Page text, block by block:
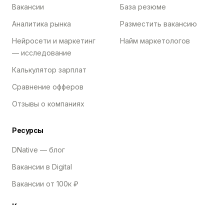
Вакансии
Аналитика рынка
Нейросети и маркетинг
— исследование
Калькулятор зарплат
Сравнение офферов
Отзывы о компаниях
База резюме
Разместить вакансию
Найм маркетологов
Ресурсы
DNative — блог
Вакансии в Digital
Вакансии от 100к ₽